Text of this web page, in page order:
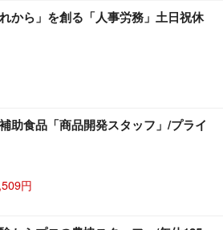
から」を創る「人事労務」土日祝休
助食品「商品開発スタッフ」/プライ
円